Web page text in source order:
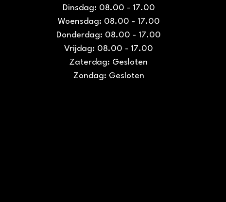
Dinsdag: 08.00 - 17.00
Woensdag: 08.00 - 17.00
Donderdag: 08.00 - 17.00
Vrijdag: 08.00 - 17.00
Zaterdag: Gesloten
Zondag: Gesloten